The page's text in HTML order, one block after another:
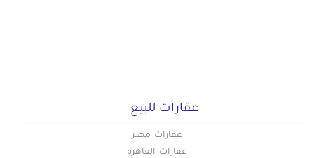
عقارات للبيع
عقارات مصر
عقارات القاهرة